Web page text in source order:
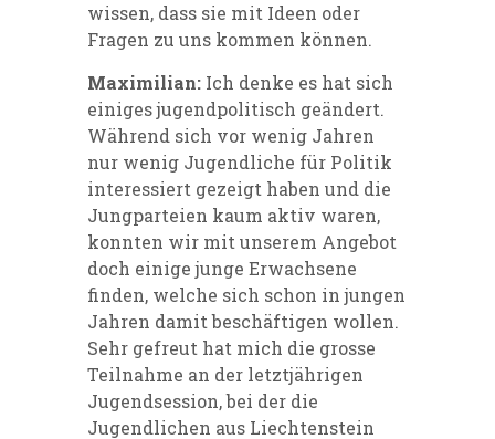
wissen, dass sie mit Ideen oder
Fragen zu uns kommen können.
Maximilian: Ich denke es hat sich
einiges jugendpolitisch geändert.
Während sich vor wenig Jahren
nur wenig Jugendliche für Politik
interessiert gezeigt haben und die
Jungparteien kaum aktiv waren,
konnten wir mit unserem Angebot
doch einige junge Erwachsene
finden, welche sich schon in jungen
Jahren damit beschäftigen wollen.
Sehr gefreut hat mich die grosse
Teilnahme an der letztjährigen
Jugendsession, bei der die
Jugendlichen aus Liechtenstein